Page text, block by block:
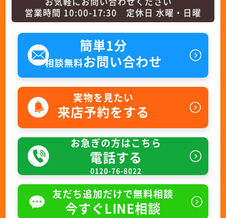
営業時間 10:00-17:30 定休日 水曜・日曜
簡単1分
相談無料お問い合わせ
実物を見たい
来店予約をする
お急ぎの方はこちら
電話する
0120-76-8022
友だち追加だけで無料相談
今すぐLINE相談